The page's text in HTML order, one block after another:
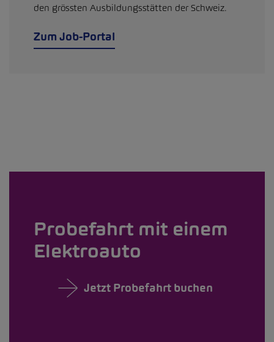
den grössten Ausbildungsstätten der Schweiz.
Zum Job-Portal
Probefahrt mit einem
Elektroauto
Jetzt Probefahrt buchen